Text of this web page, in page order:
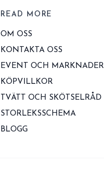
READ MORE
OM OSS
KONTAKTA OSS
EVENT OCH MARKNADER
KÖPVILLKOR
TVÄTT OCH SKÖTSELRÅD
STORLEKSSCHEMA
BLOGG